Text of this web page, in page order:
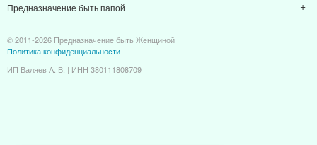
Предназначение быть папой
© 2011-2026 Предназначение быть Женщиной
Политика конфиденциальности
ИП Валяев А. В. | ИНН 380111808709